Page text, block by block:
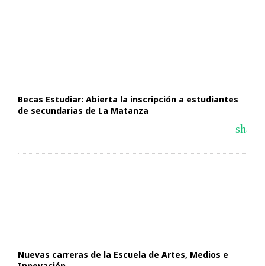
Becas Estudiar: Abierta la inscripción a estudiantes
de secundarias de La Matanza
share
Nuevas carreras de la Escuela de Artes, Medios e